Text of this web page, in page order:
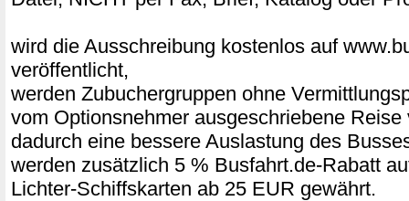
wird die Ausschreibung kostenlos auf
veröffentlicht,
werden Zubuchergruppen ohne
vom Optionsnehmer ausgeschriebene Reise
dadurch eine bessere Auslastung des
werden zusätzlich 5 % Busfahrt.de-Rabatt
Lichter-Schiffskarten ab 25 EUR gewährt.